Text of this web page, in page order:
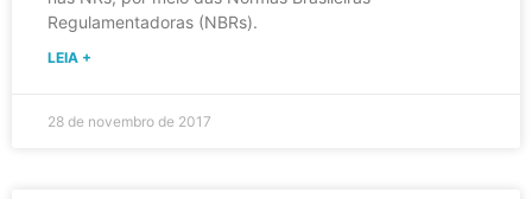
Regulamentadoras (NBRs).
LEIA +
28 de novembro de 2017